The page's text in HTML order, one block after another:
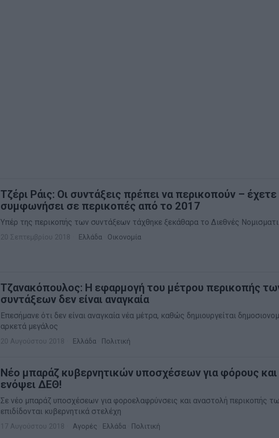
Τζέρι Ράις: Οι συντάξεις πρέπει να περικοπούν – έχετε
συμφωνήσει σε περικοπές από το 2017
Υπέρ της περικοπής των συντάξεων τάχθηκε ξεκάθαρα το Διεθνές
20 Σεπτεμβρίου 2018 Ελλάδα Οικονομία
Τζανακόπουλος: Η εφαρμογή του μέτρου περικοπής
συντάξεων δεν είναι αναγκαία
Επεσήμανε ότι δεν είναι αναγκαία νέα μέτρα, καθώς δημιουργείται
αρκετά μεγάλος
20 Αυγούστου 2018 Ελλάδα Πολιτική
Νέο μπαράζ κυβερνητικών υποσχέσεων για φόρους και
ενόψει ΔΕΘ!
Σε νέο μπαράζ υποσχέσεων για φοροελαφρύνσεις και αναστολή περικοπής
επιδίδονται κυβερνητικά στελέχη
17 Αυγούστου 2018 Αγορές Ελλάδα Πολιτική